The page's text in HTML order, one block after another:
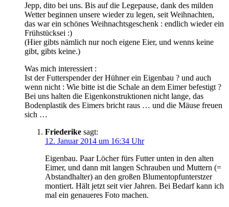
Jepp, dito bei uns. Bis auf die Legepause, dank des milden
Wetter beginnen unsere wieder zu legen, seit Weihnachten,
das war ein schönes Weihnachtsgeschenk : endlich wieder ein
Frühstücksei :)
(Hier gibts nämlich nur noch eigene Eier, und wenns keine
gibt, gibts keine.)
Was mich interessiert :
Ist der Futterspender der Hühner ein Eigenbau ? und auch
wenn nicht : Wie bitte ist die Schale an dem Eimer befestigt ?
Bei uns halten die Eigenkonstruktionen nicht lange, das
Bodenplastik des Eimers bricht raus … und die Mäuse freuen
sich …
Friederike sagt:
12. Januar 2014 um 16:34 Uhr
Eigenbau. Paar Löcher fürs Futter unten in den alten
Eimer, und dann mit langen Schrauben und Muttern (=
Abstandhalter) an den großen Blumentopfunterstzer
montiert. Hält jetzt seit vier Jahren. Bei Bedarf kann ich
mal ein genaueres Foto machen.